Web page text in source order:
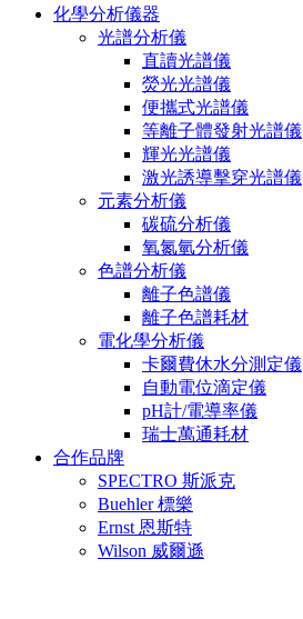
化學分析儀器
光譜分析儀
直讀光譜儀
熒光光譜儀
便攜式光譜儀
等離子體發射光譜儀
輝光光譜儀
激光誘導擊穿光譜儀
元素分析儀
碳硫分析儀
氧氮氫分析儀
色譜分析儀
離子色譜儀
離子色譜耗材
電化學分析儀
卡爾費休水分測定儀
自動電位滴定儀
pH計/電導率儀
瑞士萬通耗材
合作品牌
SPECTRO 斯派克
Buehler 標樂
Ernst 恩斯特
Wilson 威爾遜